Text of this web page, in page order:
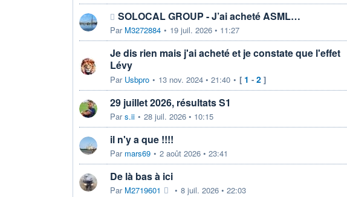
SOLOCAL GROUP - J’ai acheté ASML…
Par M3272884 • 19 juil. 2026 • 11:27
Je dis rien mais j'ai acheté et je constate que l'effet
Lévy
Par Usbpro • 13 nov. 2024 • 21:40 • [ 1 - 2 ]
29 juillet 2026, résultats S1
Pars.ii • 28 juil. 2026 • 10:15
il n'y a que !!!!
Par mars69 • 2 août 2026 • 23:41
De là bas à ici
Par M2719601 • 8 juil. 2026 • 22:03